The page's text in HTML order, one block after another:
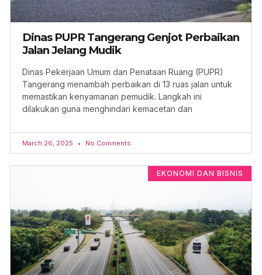
Dinas PUPR Tangerang Genjot Perbaikan
Jalan Jelang Mudik
Dinas Pekerjaan Umum dan Penataan Ruang (PUPR)
Tangerang menambah perbaikan di 13 ruas jalan untuk
memastikan kenyamanan pemudik. Langkah ini
dilakukan guna menghindari kemacetan dan
March 26, 2025 No Comments
EKONOMI DAN BISNIS